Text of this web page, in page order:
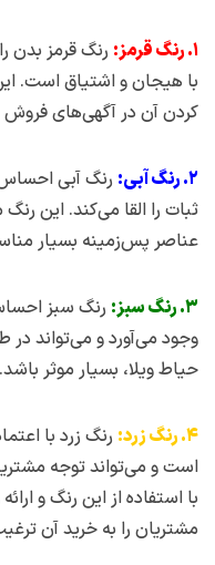
۱. رنگ قرمز:
رنگ قرمز بدن
با هیجان و اشتیاق است.
کردن آن در آگهی‌های فروش
۲. رنگ آبی:
رنگ آبی احساس
ثبات را القا می‌کند. این
عناصر پس‌زمینه بسیار
۳. رنگ سبز:
رنگ سبز
وجود می‌آورد و می‌تواند
حیاط ویلا، بسیار موثر باشد.
۴. رنگ زرد:
رنگ زرد با
است و می‌تواند توجه
با استفاده از این رنگ و
مشتریان را به خرید آن